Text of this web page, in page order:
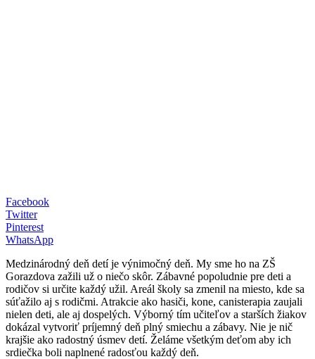
Facebook
Twitter
Pinterest
WhatsApp
Medzinárodný deň detí je výnimočný deň. My sme ho na ZŠ
Gorazdova zažili už o niečo skôr. Zábavné popoludnie pre deti a
rodičov si určite každý užil. Areál školy sa zmenil na miesto, kde sa
súťažilo aj s rodičmi. Atrakcie ako hasiči, kone, canisterapia zaujali
nielen deti, ale aj dospelých. Výborný tím učiteľov a starších žiakov
dokázal vytvoriť príjemný deň plný smiechu a zábavy. Nie je nič
krajšie ako radostný úsmev detí. Želáme všetkým deťom aby ich
srdiečka boli naplnené radosťou každý deň.